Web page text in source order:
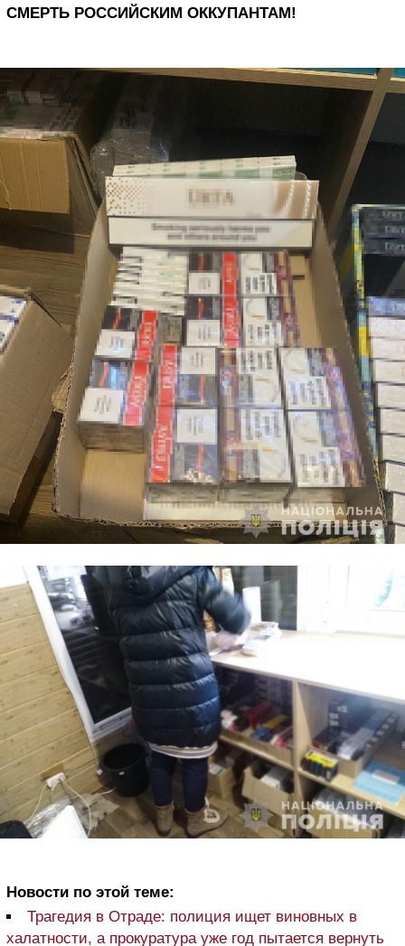
СМЕРТЬ РОССИЙСКИМ ОККУПАНТАМ!
Новости по этой теме:
Трагедия в Отраде: полиция ищет виновных в
халатности, а прокуратура уже год пытается вернуть